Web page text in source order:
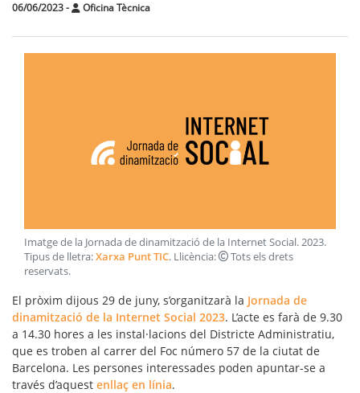
06/06/2023- Oficina Tècnica
Imatge de la Jornada de dinamització de la Internet Social.2023.
Tipus de lletra:Xarxa Punt TIC. Llicència:
Tots els drets
reservats.
El pròxim dijous 29 de juny, s’organitzarà la Jornada de
dinamització de la Internet Social 2023. L’acte es farà de 9.30
a 14.30 hores a les instal·lacions del Districte Administratiu,
que es troben al carrer del Foc número 57 de la ciutat de
Barcelona. Les persones interessades poden apuntar-se a
través d’aquest enllaç en línia.